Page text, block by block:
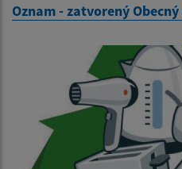
Oznam - zatvorený